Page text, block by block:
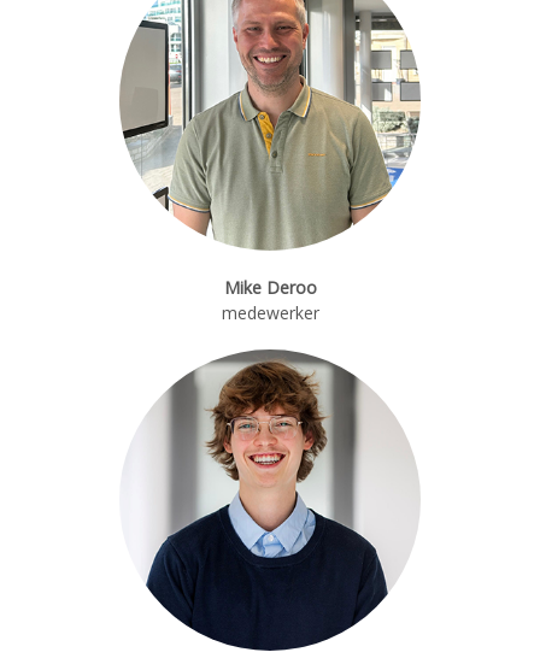
Mike Deroo
medewerker